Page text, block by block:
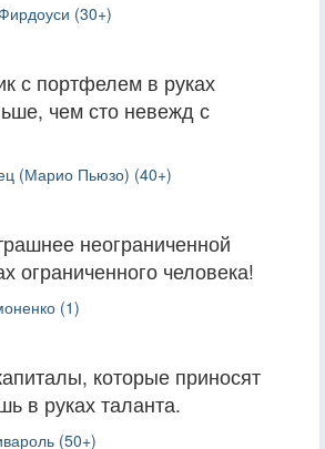
(30+)
с портфелем в руках
чем сто невежд с
(Марио Пьюзо) (40+)
неограниченной
ограниченного человека!
(1)
которые приносят
в руках таланта.
(50+)